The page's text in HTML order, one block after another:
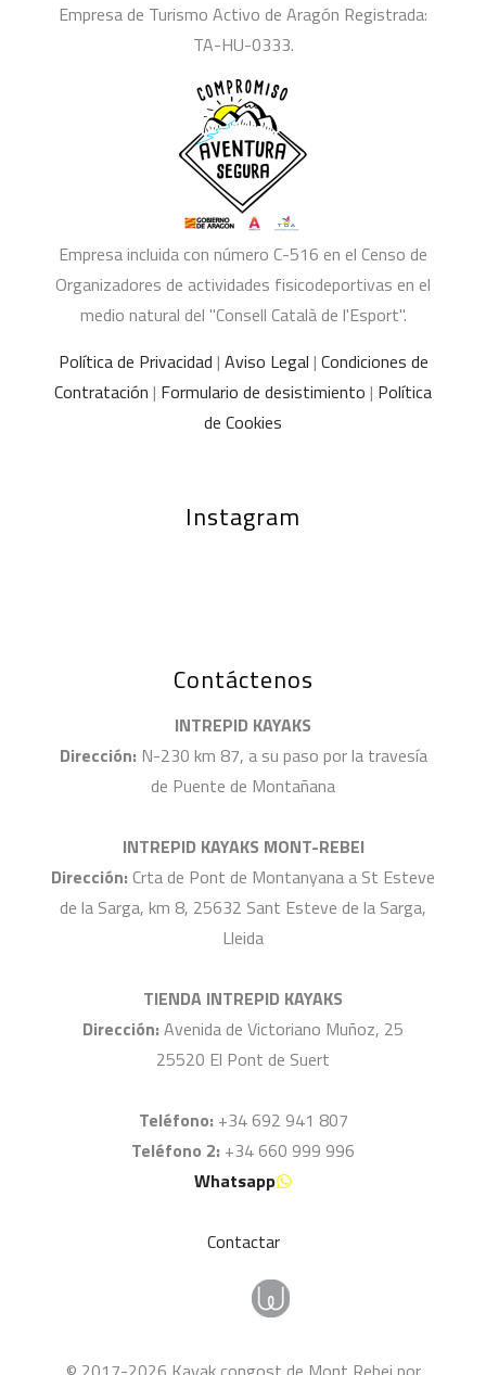
Empresa de Turismo Activo de Aragón Registrada:
TA-HU-0333.
Empresa incluida con número C-516 en el Censo de
Organizadores de actividades fisicodeportivas en el
medio natural del "Consell Català de l'Esport".
Política de Privacidad | Aviso Legal | Condiciones de
Contratación | Formulario de desistimiento | Política
de Cookies
Instagram
Contáctenos
INTREPID KAYAKS
Dirección: N-230 km 87, a su paso por la travesía
de Puente de Montañana
INTREPID KAYAKS MONT-REBEI
Dirección: Crta de Pont de Montanyana a St Esteve
de la Sarga, km 8, 25632 Sant Esteve de la Sarga,
Lleida
TIENDA INTREPID KAYAKS
Dirección: Avenida de Victoriano Muñoz, 25
25520 El Pont de Suert
Teléfono: +34 692 941 807
Teléfono 2: +34 660 999 996
Whatsapp
Contactar